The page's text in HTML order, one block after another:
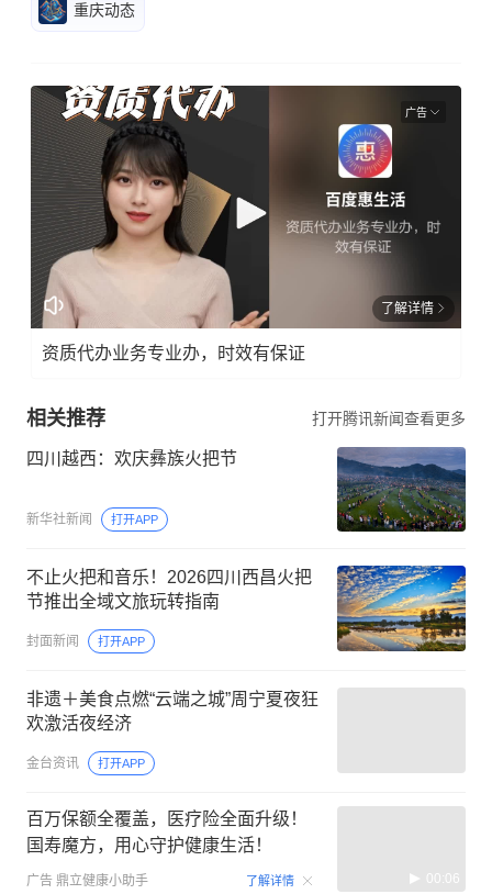
重庆动态
广告
了解详情
资质代办业务专业办，时效有保证
相关推荐 打开腾讯新闻查看更多
四川越西：欢庆彝族火把节
新华社新闻 打开APP
不止火把和音乐！2026四川西昌火把
节推出全域文旅玩转指南
封面新闻 打开APP
非遗＋美食点燃“云端之城”周宁夏夜狂
欢激活夜经济
金台资讯 打开APP
百万保额全覆盖，医疗险全面升级！
国寿魔方，用心守护健康生活！
广告 鼎立健康小助手 了解详情 00:06